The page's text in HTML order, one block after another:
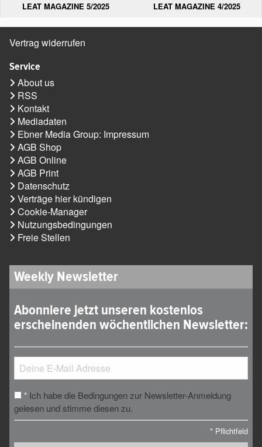
LEAT MAGAZINE 5/2025 LEAT MAGAZINE 4/2025
Vertrag widerrufen
Service
About us
RSS
Kontakt
Mediadaten
Ebner Media Group: Impressum
AGB Shop
AGB Online
AGB Print
Datenschutz
Verträge hier kündigen
Cookie-Manager
Nutzungsbedingungen
Freie Stellen
Weekly Newsletter
Abonniere jetzt unseren kostenlos
erscheinenden wöchentlichen Newsletter:
* Ich habe die Bedingungen zur Newsletter-Anmeldung
gelesen und stimme diesen zu.
* Pflichtfeld